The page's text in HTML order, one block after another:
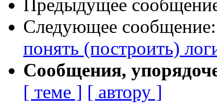
Предыдущее
Следующее
понять (построить)
Сообщения,
[ теме ] [ автору ]